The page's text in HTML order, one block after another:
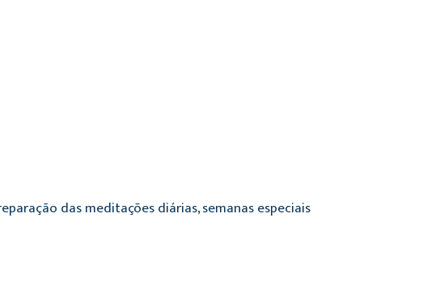
das meditações diárias, semanas especiais